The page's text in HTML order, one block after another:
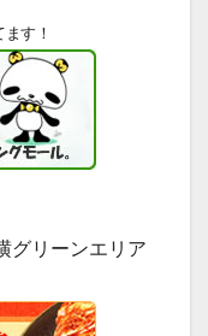
す！
グリーンエリア